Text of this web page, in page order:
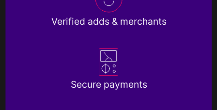
Verified adds & merchants
Secure payments